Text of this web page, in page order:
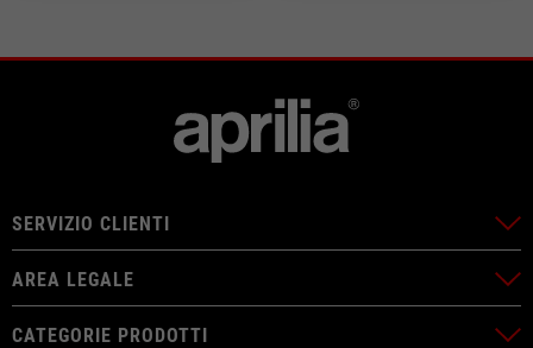
SERVIZIO CLIENTI
AREA LEGALE
CATEGORIE PRODOTTI